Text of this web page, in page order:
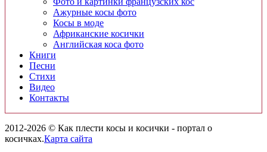
Ажурные косы фото
Косы в моде
Африканские косички
Английская коса фото
Книги
Песни
Cтихи
Видео
Контакты
2012-2026 © Как плести косы и косички - портал о
косичках.Карта сайта